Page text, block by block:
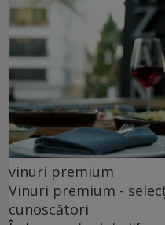
vinuri premium
Vinuri premium -
cunoscători